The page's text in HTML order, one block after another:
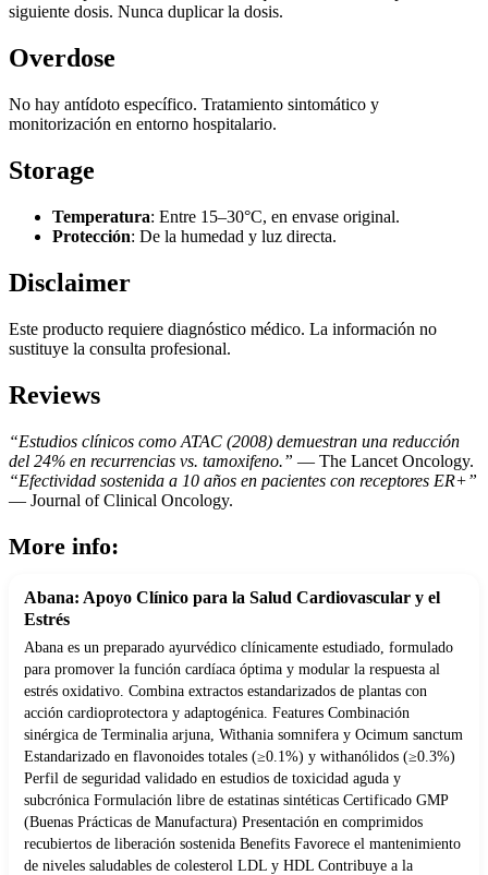
siguiente dosis. Nunca duplicar la dosis.
Overdose
No hay antídoto específico. Tratamiento sintomático y
monitorización en entorno hospitalario.
Storage
Temperatura: Entre 15–30°C, en envase original.
Protección: De la humedad y luz directa.
Disclaimer
Este producto requiere diagnóstico médico. La información no
sustituye la consulta profesional.
Reviews
“Estudios clínicos como ATAC (2008) demuestran una reducción
del 24% en recurrencias vs. tamoxifeno.” — The Lancet Oncology.
“Efectividad sostenida a 10 años en pacientes con receptores ER+”
— Journal of Clinical Oncology.
More info:
Abana: Apoyo Clínico para la Salud Cardiovascular y el
Estrés
Abana es un preparado ayurvédico clínicamente estudiado, formulado
para promover la función cardíaca óptima y modular la respuesta al
estrés oxidativo. Combina extractos estandarizados de plantas con
acción cardioprotectora y adaptogénica. Features Combinación
sinérgica de Terminalia arjuna, Withania somnifera y Ocimum sanctum
Estandarizado en flavonoides totales (≥0.1%) y withanólidos (≥0.3%)
Perfil de seguridad validado en estudios de toxicidad aguda y
subcrónica Formulación libre de estatinas sintéticas Certificado GMP
(Buenas Prácticas de Manufactura) Presentación en comprimidos
recubiertos de liberación sostenida Benefits Favorece el mantenimiento
de niveles saludables de colesterol LDL y HDL Contribuye a la